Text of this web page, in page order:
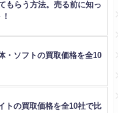
もらう方法。売る前に知っ
・ソフトの買取価格を全10
トの買取価格を全10社で比